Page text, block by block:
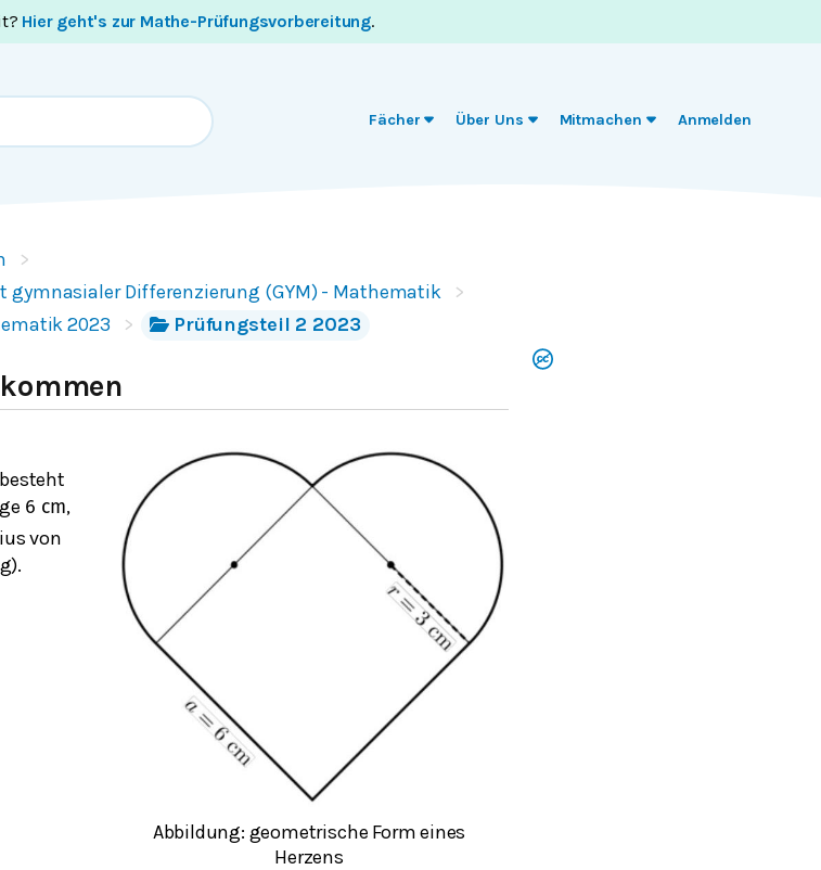
Hier geht's zur Mathe-Prüfungsvorbereitung.
Fächer Über Uns Mitmachen Anmelden
Differenzierung (GYM) - Mathematik
2023
Prüfungsteil 2 2023
6 cm,
von
Abbildung: geometrische Form eines
Herzens